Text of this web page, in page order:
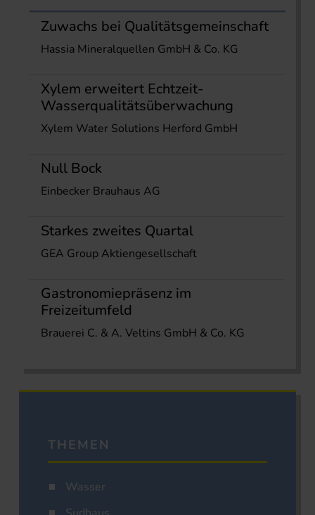
Zuwachs bei Qualitätsgemeinschaft
Hassia Mineralquellen GmbH & Co. KG
Xylem erweitert Echtzeit-
Wasserqualitätsüberwachung
Xylem Water Solutions Herford GmbH
Null Bock
Einbecker Brauhaus AG
Starkes zweites Quartal
GEA Group Aktiengesellschaft
Gastronomiepräsenz im
Freizeitumfeld
Brauerei C. & A. Veltins GmbH & Co. KG
THEMEN
Wasser